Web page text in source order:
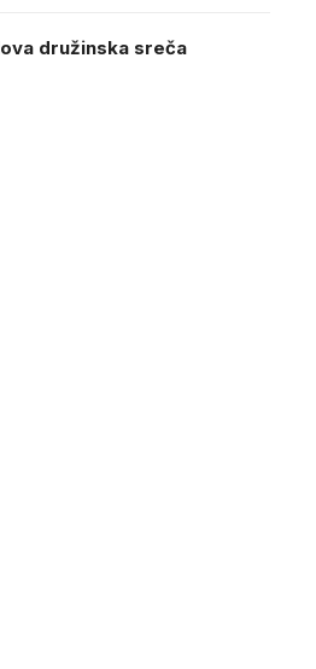
družinska sreča